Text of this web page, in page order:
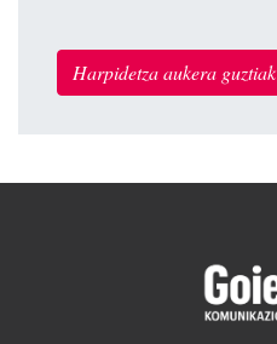
Harpidetza aukera guztiak